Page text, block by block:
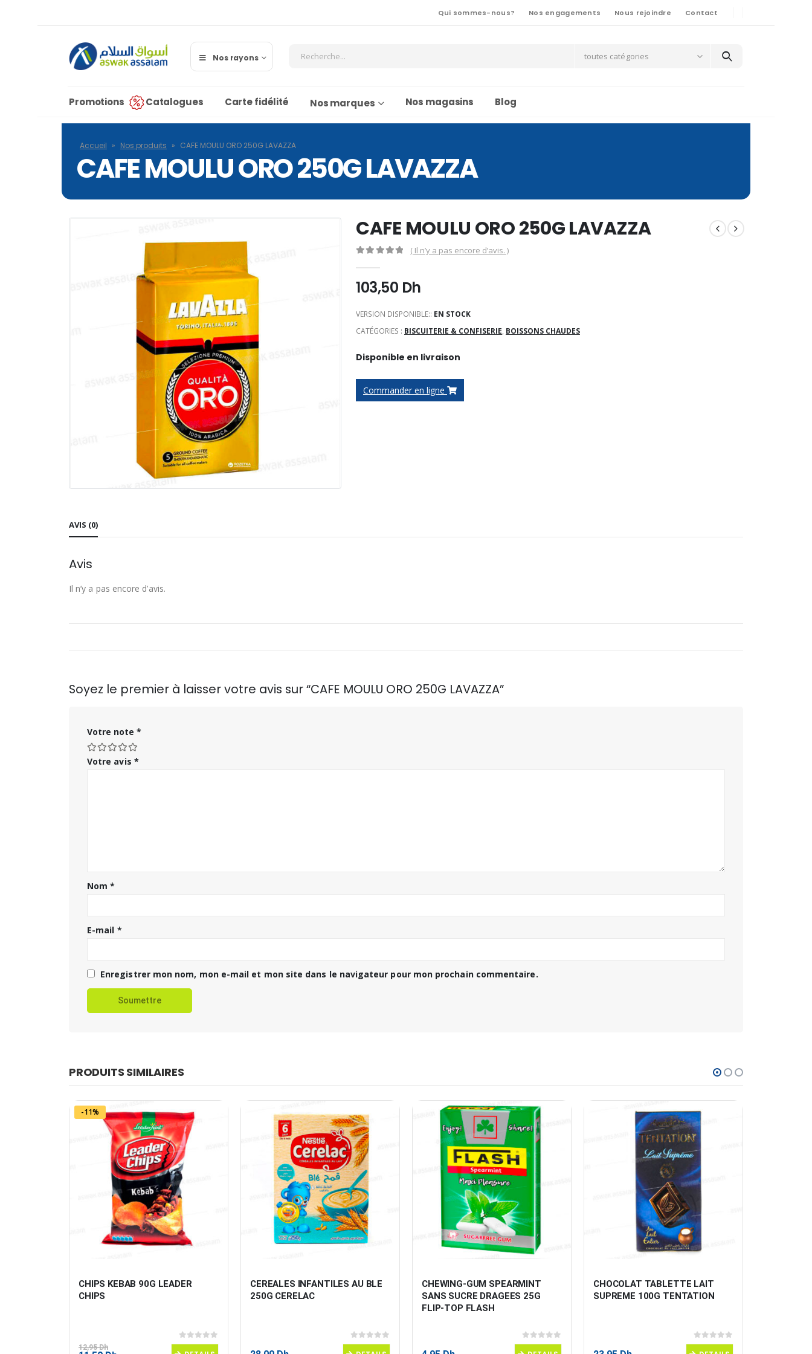
Qui sommes-nous? Nos engagements Nous rejoindre Contact
Nos rayons toutes catégories
Promotions Catalogues Carte fidélité Nos marques Nos magasins Blog
Accueil » Nos produits » CAFE MOULU ORO 250G LAVAZZA
CAFE MOULU ORO 250G LAVAZZA
CAFE MOULU ORO 250G LAVAZZA
( Il n’y a pas encore d’avis. )
103,50 Dh
VERSION DISPONIBLE:: EN STOCK
CATÉGORIES : BISCUITERIE & CONFISERIE, BOISSONS CHAUDES
Disponible en livraison
Commander en ligne
AVIS (0)
Avis
Il n’y a pas encore d’avis.
Soyez le premier à laisser votre avis sur “CAFE MOULU ORO 250G LAVAZZA”
Votre note *
Votre avis *
Nom*
E-mail *
Enregistrer mon nom, mon e-mail et mon site dans le navigateur pour mon prochain commentaire.
PRODUITS SIMILAIRES
-11%
CHIPS KEBAB 90G LEADER
CHIPS
0sur 5
12,95Dh
CEREALES INFANTILES AU BLE
250G CERELAC
0sur 5
CHEWING-GUM SPEARMINT
SANS SUCRE DRAGEES 25G
FLIP-TOP FLASH
0sur 5
CHOCOLAT TABLETTE LAIT
SUPREME 100G TENTATION
0sur 5